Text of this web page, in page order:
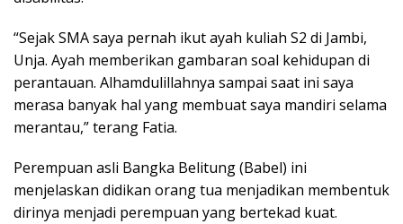
“Sejak SMA saya pernah ikut ayah kuliah S2 di Jambi,
Unja. Ayah memberikan gambaran soal kehidupan di
perantauan. Alhamdulillahnya sampai saat ini saya
merasa banyak hal yang membuat saya mandiri selama
merantau,” terang Fatia.
Perempuan asli Bangka Belitung (Babel) ini
menjelaskan didikan orang tua menjadikan membentuk
dirinya menjadi perempuan yang bertekad kuat.